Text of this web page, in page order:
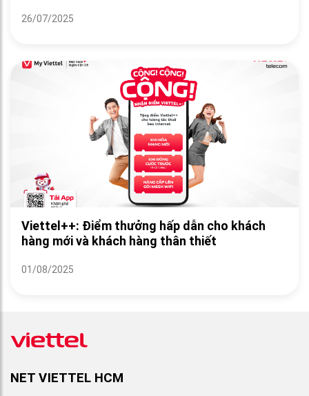
26/07/2025
Viettel++: Điểm thưởng hấp dẫn cho khách
hàng mới và khách hàng thân thiết
01/08/2025
NET VIETTEL HCM